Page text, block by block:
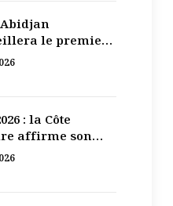
le premier
régional de
: la Côte
affirme son
numérique